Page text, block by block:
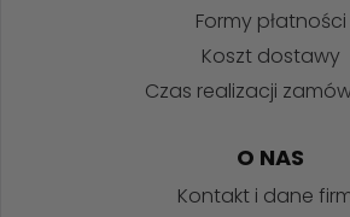
Formy płatności
Koszt dostawy
Czas realizacji
O NAS
Kontakt i dane